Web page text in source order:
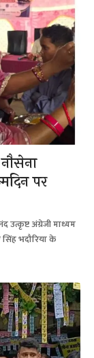
पर
उत्कृष्ट अंग्रेजी माध्यम
भदौरिया के